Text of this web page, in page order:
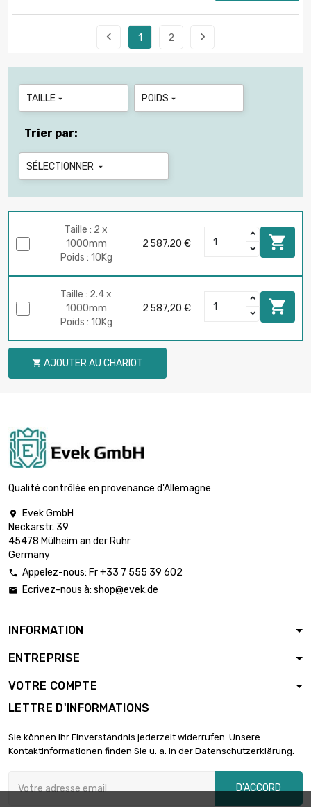
 1 2 
TAILLE  POIDS 
Trier par:
SÉLECTIONNER 
Taille : 2 x
1000mm
Poids : 10Kg
2 587,20 € 
Taille : 2.4 x
1000mm
Poids : 10Kg
2 587,20 € 
 AJOUTER AU CHARIOT
Qualité contrôlée en provenance d'Allemagne

Evek GmbH
Neckarstr. 39
45478 Mülheim an der Ruhr
Germany
 Appelez-nous: Fr +33 7 555 39 602
 Ecrivez-nous à: shop@evek.de
INFORMATION
ENTREPRISE
VOTRE COMPTE
LETTRE D'INFORMATIONS
Sie können Ihr Einverständnis jederzeit widerrufen. Unsere
Kontaktinformationen finden Sie u. a. in der Datenschutzerklärung.
D'ACCORD